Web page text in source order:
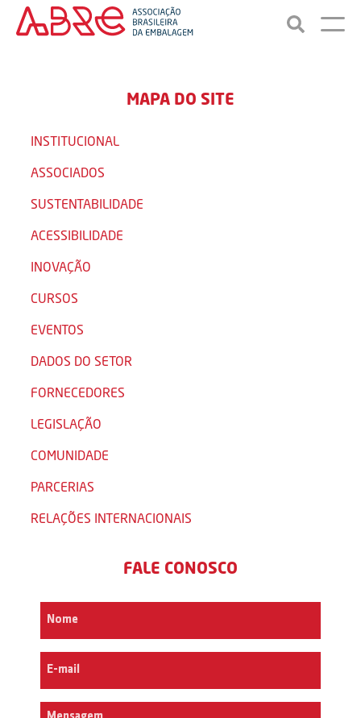
MAPA DO SITE
INSTITUCIONAL
ASSOCIADOS
SUSTENTABILIDADE
ACESSIBILIDADE
INOVAÇÃO
CURSOS
EVENTOS
DADOS DO SETOR
FORNECEDORES
LEGISLAÇÃO
COMUNIDADE
PARCERIAS
RELAÇÕES INTERNACIONAIS
FALE CONOSCO